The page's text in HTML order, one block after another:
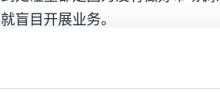
就盲目开展业务。
比如，阿拉伯语是从右往左书写
点；营销时对女性形象的穿着的